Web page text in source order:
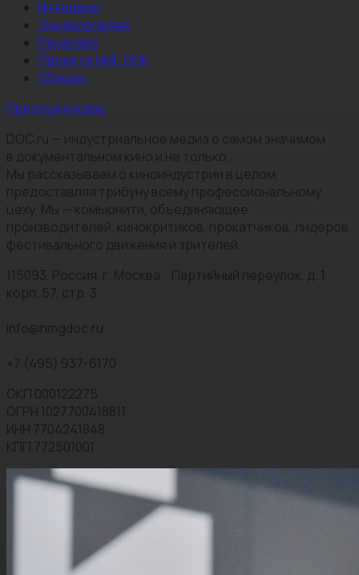
Интервью
Энциклопедия
Рецензии
Проекты НМГ ДОК
Обзоры
Предложи идею
DOC.ru — индустриальное медиа о самом значимом
в документальном кино и не только.
Мы рассказываем о киноиндустрии в целом,
предоставляя трибуну всему профессиональному
цеху. Мы — комьюнити, объединяющее
производителей, кинокритиков, прокатчиков, лидеров
фестивального движения и зрителей.
115093, Россия, г. Москва, Партийный переулок, д. 1,
корп. 57, стр. 3
info@nmgdoc.ru
+7 (495) 937-6170
ОКП 000122275
ОГРН 1027700418811
ИНН 7704241848
КПП 772501001